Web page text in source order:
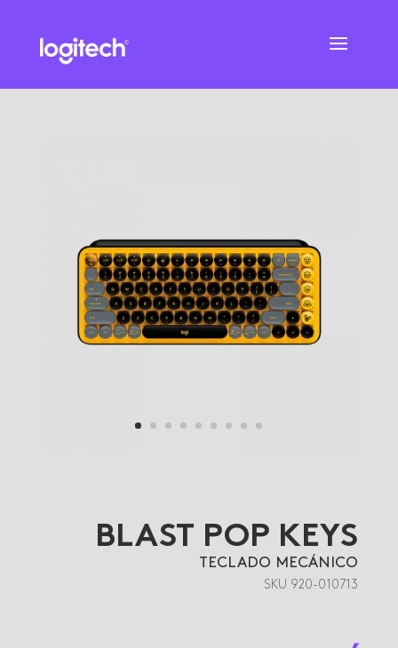
BLAST POP KEYS
TECLADO MECÁNICO
SKU 920-010713